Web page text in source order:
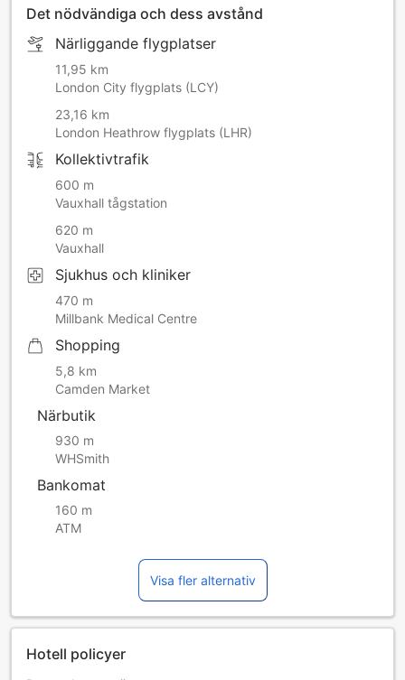
Det nödvändiga och dess avstånd
Närliggande flygplatser
11,95 km
London City flygplats (LCY)
23,16 km
London Heathrow flygplats (LHR)
Kollektivtrafik
600 m
Vauxhall tågstation
620 m
Vauxhall
Sjukhus och kliniker
470 m
Millbank Medical Centre
Shopping
5,8 km
Camden Market
Närbutik
930 m
WHSmith
Bankomat
160 m
ATM
Visa fler alternativ
Hotell policyer